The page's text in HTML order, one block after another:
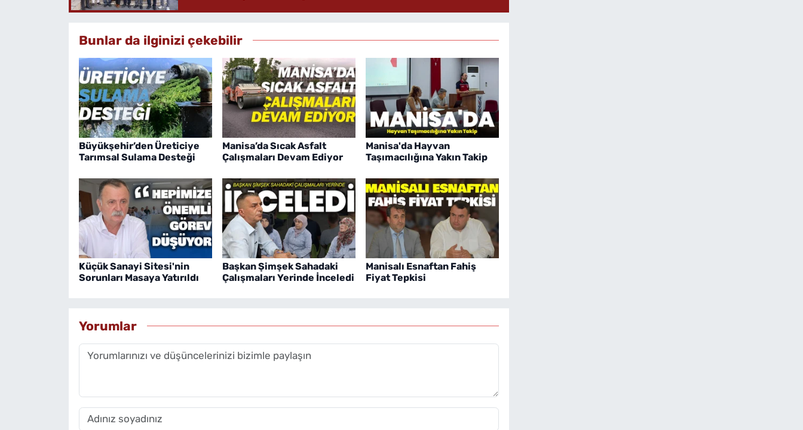
Bunlar da ilginizi çekebilir
Büyükşehir’den Üreticiye
Tarımsal Sulama Desteği
Manisa’da Sıcak Asfalt
Çalışmaları Devam Ediyor
Manisa'da Hayvan
Taşımacılığına Yakın Takip
Küçük Sanayi Sitesi'nin
Sorunları Masaya Yatırıldı
Başkan Şimşek Sahadaki
Çalışmaları Yerinde İnceledi
Manisalı Esnaftan Fahiş
Fiyat Tepkisi
Yorumlar